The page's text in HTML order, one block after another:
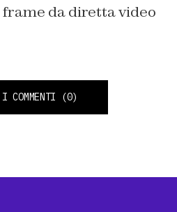
da diretta video
I COMMENTI (0)